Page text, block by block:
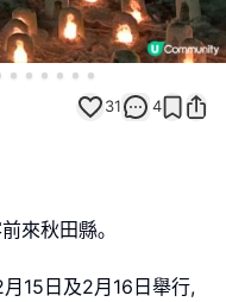
31 4
來秋田縣｡
15日及2月16日舉行,